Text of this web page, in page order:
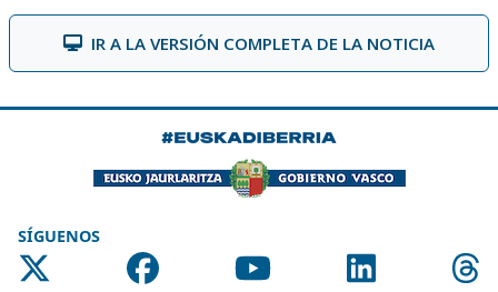
IR A LA VERSIÓN COMPLETA DE LA NOTICIA
SÍGUENOS